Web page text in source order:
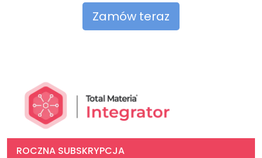
Zamów teraz
ROCZNA SUBSKRYPCJA